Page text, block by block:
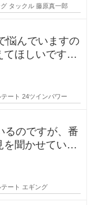
タックル 藤原真一郎
悩んでいますの
ほしいです。
ート 24ツインパワー
るのですが、番
聞かせていた
ート エギング